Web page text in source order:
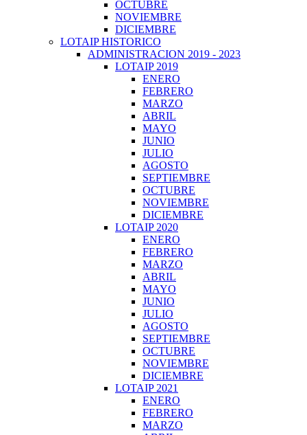
OCTUBRE
NOVIEMBRE
DICIEMBRE
LOTAIP HISTORICO
ADMINISTRACION 2019 - 2023
LOTAIP 2019
ENERO
FEBRERO
MARZO
ABRIL
MAYO
JUNIO
JULIO
AGOSTO
SEPTIEMBRE
OCTUBRE
NOVIEMBRE
DICIEMBRE
LOTAIP 2020
ENERO
FEBRERO
MARZO
ABRIL
MAYO
JUNIO
JULIO
AGOSTO
SEPTIEMBRE
OCTUBRE
NOVIEMBRE
DICIEMBRE
LOTAIP 2021
ENERO
FEBRERO
MARZO